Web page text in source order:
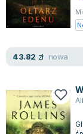
43.82 zł nowa